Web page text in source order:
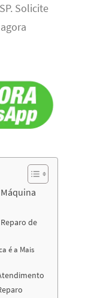
Solicite
de
é a Mais